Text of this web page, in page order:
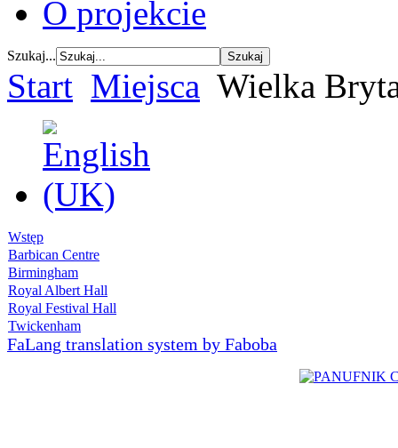
O projekcie
Szukaj...
Start Miejsca Wielka
Wstęp
Barbican Centre
Birmingham
Royal Albert Hall
Royal Festival Hall
Twickenham
FaLang translation system by Faboba